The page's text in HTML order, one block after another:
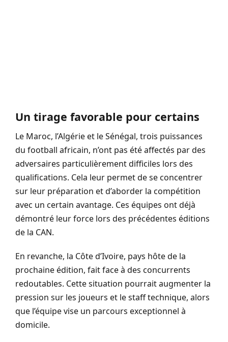
Un tirage favorable pour certains
Le Maroc, l’Algérie et le Sénégal, trois puissances
du football africain, n’ont pas été affectés par des
adversaires particulièrement difficiles lors des
qualifications. Cela leur permet de se concentrer
sur leur préparation et d’aborder la compétition
avec un certain avantage. Ces équipes ont déjà
démontré leur force lors des précédentes éditions
de la CAN.
En revanche, la Côte d’Ivoire, pays hôte de la
prochaine édition, fait face à des concurrents
redoutables. Cette situation pourrait augmenter la
pression sur les joueurs et le staff technique, alors
que l’équipe vise un parcours exceptionnel à
domicile.